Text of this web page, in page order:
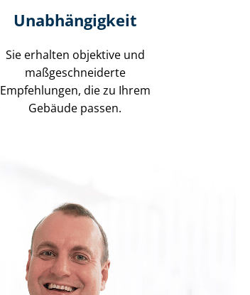
Unabhängigkeit
Sie erhalten objektive und
maß­ge­schnei­der­te
Empfehlungen, die zu Ihrem
Gebäude passen.